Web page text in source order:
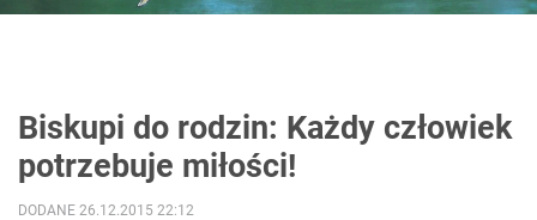
Biskupi do rodzin: Każdy człowiek
potrzebuje miłości!
DODANE 26.12.2015 22:12